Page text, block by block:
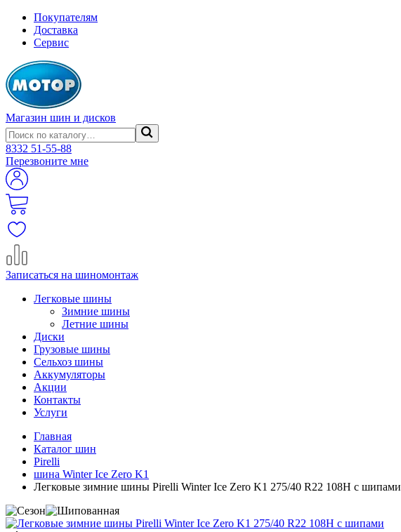
Покупателям
Доставка
Сервис
Магазин шин и дисков
8332 51-55-88
Перезвоните мне
Записаться на шиномонтаж
Легковые шины
Зимние шины
Летние шины
Диски
Грузовые шины
Сельхоз шины
Аккумуляторы
Акции
Контакты
Услуги
Главная
Каталог шин
Pirelli
шина Winter Ice Zero K1
Легковые зимние шины Pirelli Winter Ice Zero K1 275/40 R22 108H с шипами